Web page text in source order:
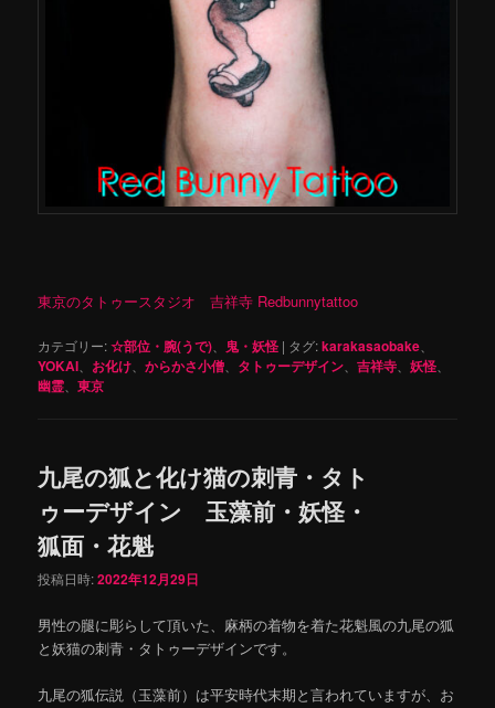
東京のタトゥースタジオ 吉祥寺 Redbunnytattoo
カテゴリー:☆部位・腕(うで) 鬼・妖怪 | タグ:karakasaobake
YOKAI お化け 、からかさ小僧 タトゥーデザイン 、吉祥寺 、妖怪
幽霊 、東京
九尾の狐と化け猫の刺青・タト
ゥーデザイン 玉藻前・妖怪・
狐面・花魁
投稿日時:2022年12月29日
男性の腿に彫らして頂いた、麻柄の着物を着た花魁風の九尾の狐
と妖猫の刺青・タトゥーデザインです。
九尾の狐伝説（玉藻前）は平安時代末期と言われていますが、お